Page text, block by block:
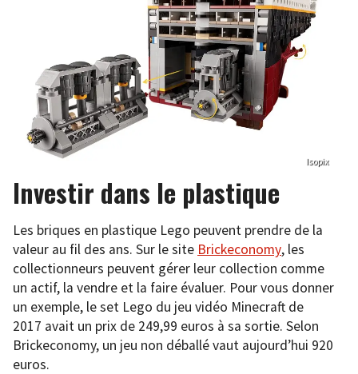
Isopix
Investir dans le plastique
Les briques en plastique Lego peuvent prendre de la
valeur au fil des ans. Sur le site Brickeconomy, les
collectionneurs peuvent gérer leur collection comme
un actif, la vendre et la faire évaluer. Pour vous donner
un exemple, le set Lego du jeu vidéo Minecraft de
2017 avait un prix de 249,99 euros à sa sortie. Selon
Brickeconomy, un jeu non déballé vaut aujourd’hui 920
euros.